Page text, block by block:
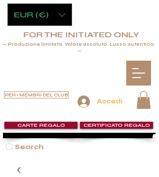
Accedi
PER I MEMBRI DEL CLUB
Search
CARTE REGALO CERTIFICATO REGALO
FOR THE INITIATED ONLY
— Produzione limitata. Valore assoluto. Lusso autentico.
—
EUR (€)